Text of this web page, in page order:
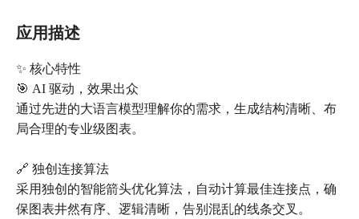
应用描述
✨ 核心特性
🎯 AI 驱动，效果出众
通过先进的大语言模型理解你的需求，生成结构清晰、布
局合理的专业级图表。
🔗 独创连接算法
采用独创的智能箭头优化算法，自动计算最佳连接点，确
保图表井然有序、逻辑清晰，告别混乱的线条交叉。